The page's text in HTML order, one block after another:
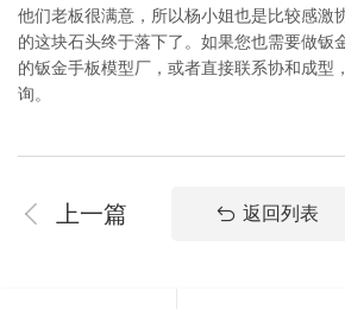
他们老板很满意，所以杨小姐也是比较感激
的这块石头终于落下了。如果您也需要做钣
的钣金手板模型厂，或者直接联系协和成型
询。
上一篇 返回列表